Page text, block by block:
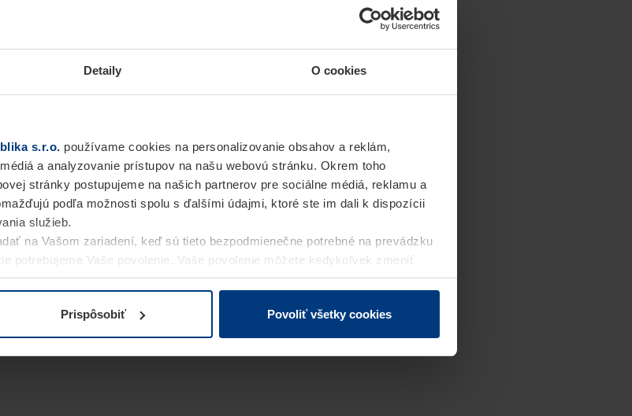
Detaily O cookies
s.r.o. používame cookies na personalizovanie obsahov a reklám,
a analyzovanie prístupov na našu webovú stránku. Okrem toho
stránky postupujeme na našich partnerov pre sociálne médiá, reklamu a
podľa možnosti spolu s ďalšími údajmi, ktoré ste im dali k dispozícii
služieb.
na Vašom zariadení, keď sú tieto bezpodmienečne potrebné na prevádzku
potrebujeme Vaše povolenie. Vaše povolenie môžete kedykoľvek zmeniť
Vyhlásenie o ochrane osobných údajovnašej webovej stránky.
Prispôsobiť Povoliť všetky cookies